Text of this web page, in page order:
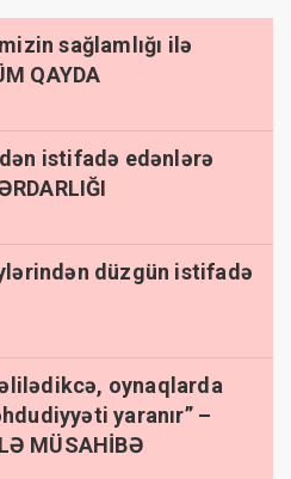
sağlamlığı ilə
QAYDA
istifadə edənlərə
düzgün istifadə
oynaqlarda
yaranır” –
MÜSAHİBƏ